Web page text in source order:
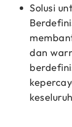
Solusi
dan